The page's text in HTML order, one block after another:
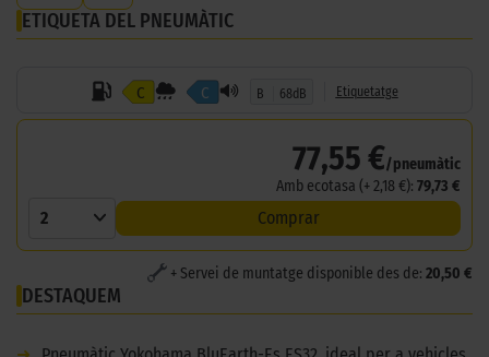
ETIQUETA DEL PNEUMÀTIC
C C B 68dB Etiquetatge
77,55 €/pneumàtic
Amb ecotasa (+ 2,18 €): 79,73 €
2 Comprar
+ Servei de muntatge disponible des de: 20,50 €
DESTAQUEM